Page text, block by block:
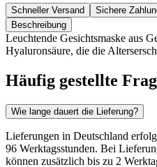
Schneller Versand Sichere
Beschreibung
Leuchtende Gesichtsmaske aus
Hyaluronsäure, die die
Häufig gestellte
Wie lange dauert die Lieferung?
Lieferungen in Deutschland
96 Werktagsstunden. Bei
können zusätzlich bis zu 2